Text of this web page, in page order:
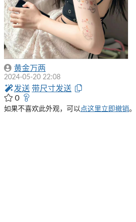
黄金万两
2024-05-20 22:08
发送 带尺寸发送
0
如果不喜欢此外观，可以点这里立即撤销。